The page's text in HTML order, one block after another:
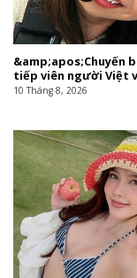
&amp;apos;Chuyến
tiếp viên người Việt
10 Tháng 8, 2026